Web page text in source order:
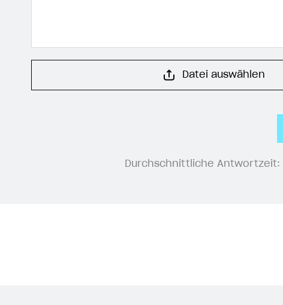
Datei auswählen
Durchschnittliche Antwortzeit: